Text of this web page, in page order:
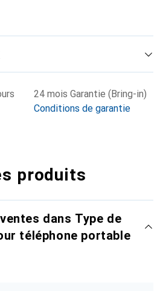
24 mois Garantie (Bring-in)
Conditions de garantie
produits
dans Type de
téléphone portable